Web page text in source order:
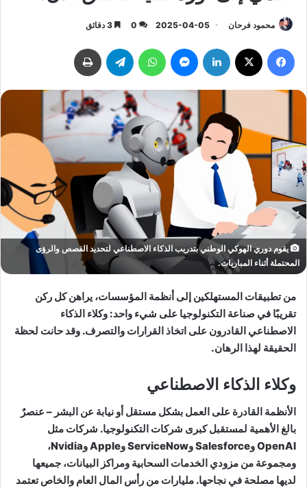
محمود فرحان 2025-04-05
0
يقوم دوري الهوكي الوطني بتدريب الذكاء الاصطناعي لتحديد القصص والرؤى
المحتملة أثناء المباريات.
من تطبيقات المستهلكين إلى أنظمة المؤسسات، يراهن كل ركن
تقريبًا في صناعة التكنولوجيا على شيء واحد: وكلاء الذكاء
الاصطناعي القادرون على اتخاذ القرارات والتصرف. وقد حانت لحظة
الحقيقة لهذا الرهان.
وكلاء الذكاء الاصطناعي
الأنظمة القادرة على العمل بشكل مستقل أو نيابة عن البشر – عنصرٌ
بالغ الأهمية لمستقبل كبرى شركات التكنولوجيا. شركات مثل
OpenAI وSalesforce وServiceNow وApple وNvidia،
ومجموعة من مزودي الخدمات السحابية ومراكز البيانات، جميعها
لديها مصلحة في نجاحها. مليارات من رأس المال العام والخاص تعتمد